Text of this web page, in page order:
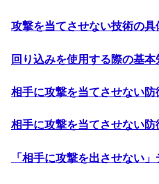
攻撃を当てさせない技術の
回り込みを使用する際の基
相手に攻撃を当てさせない
相手に攻撃を当てさせない
「相手に攻撃を出させない